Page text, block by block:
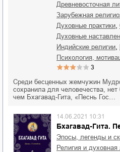
древневосточная
зарубежная
духовные практики
духовные
индийские религии
психология,
3
Среди бесценных жемчужин
сохранила для человечества,
чем Бхагавад-Гита, «Песнь Гос…
Бхагавад-Гита.
14.06.2021 10:31
Эпосы, легенды и
религия и